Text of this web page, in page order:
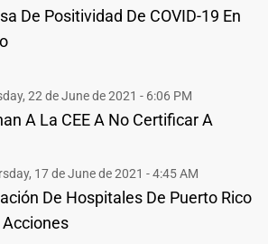
De Positividad De COVID-19 En
22 de June de 2021 - 6:06 PM
A La CEE A No Certificar A
17 de June de 2021 - 4:45 AM
De Hospitales De Puerto Rico
Acciones